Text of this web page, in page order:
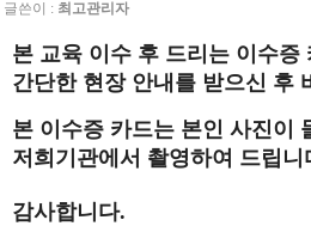
글쓴이 : 최고관리자
본 교육 이수 후 드리는 이수
간단한 현장 안내를 받으신 후
본 이수증 카드는 본인 사진이
저희기관에서 촬영하여 드립니
감사합니다.